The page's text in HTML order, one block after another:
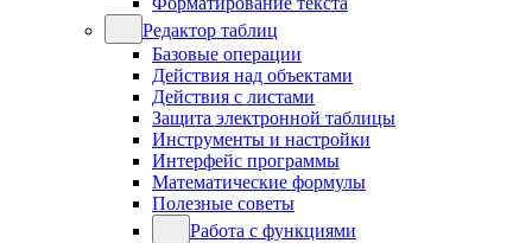
Редактор таблиц
Базовые операции
Действия над объектами
Действия с листами
Защита электронной таблицы
Инструменты и настройки
Интерфейс программы
Математические формулы
Полезные советы
Работа с функциями